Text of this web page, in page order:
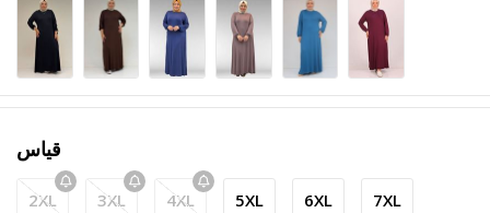
قياس
2XL 3XL 4XL 5XL 6XL 7XL